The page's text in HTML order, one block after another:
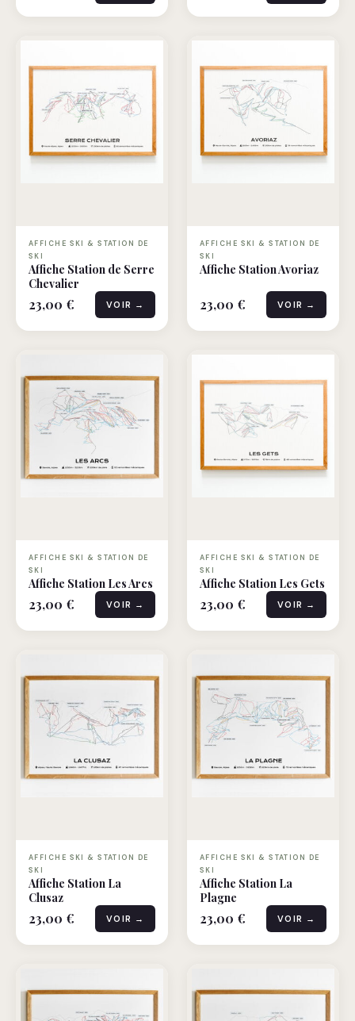
AFFICHE SKI & STATION DE
SKI
Affiche Station de Serre
Chevalier
23,00 € VOIR →
AFFICHE SKI & STATION DE
SKI
Affiche Station Avoriaz
23,00 € VOIR →
AFFICHE SKI & STATION DE
SKI
Affiche Station Les Arcs
23,00 € VOIR →
AFFICHE SKI & STATION DE
SKI
Affiche Station Les Gets
23,00 € VOIR →
AFFICHE SKI & STATION DE
SKI
Affiche Station La
Clusaz
23,00 € VOIR →
AFFICHE SKI & STATION DE
SKI
Affiche Station La
Plagne
23,00 € VOIR →